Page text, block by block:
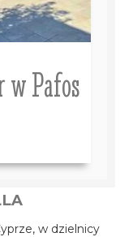
Pafos
w dzielnicy